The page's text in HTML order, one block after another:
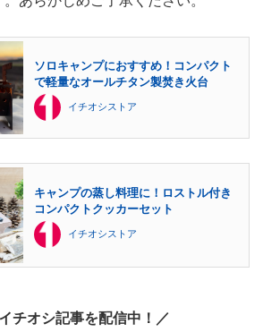
ソロキャンプにおすすめ！コンパクト
で軽量なオールチタン製焚き火台
イチオシストア
キャンプの蒸し料理に！ロストル付き
コンパクトクッカーセット
イチオシストア
チオシ記事を配信中！／